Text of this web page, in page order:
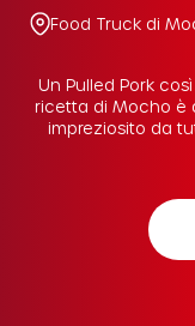
Food Truck di
Un Pulled Pork
ricetta di Mocho è
impreziosito da